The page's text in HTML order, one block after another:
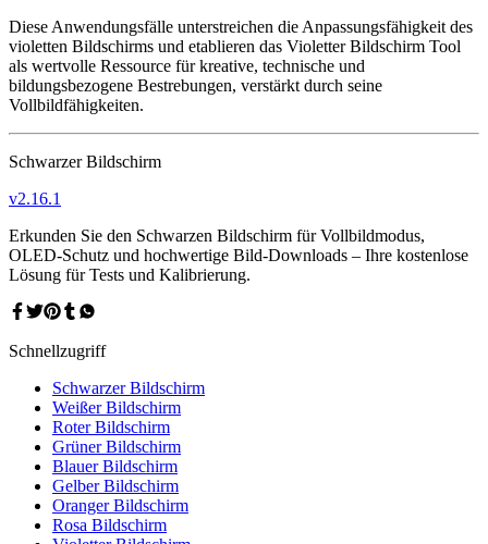
Diese Anwendungsfälle unterstreichen die Anpassungsfähigkeit des
violetten Bildschirms und etablieren das Violetter Bildschirm Tool
als wertvolle Ressource für kreative, technische und
bildungsbezogene Bestrebungen, verstärkt durch seine
Vollbildfähigkeiten.
Schwarzer Bildschirm
v2.16.1
Erkunden Sie den Schwarzen Bildschirm für Vollbildmodus,
OLED-Schutz und hochwertige Bild-Downloads – Ihre kostenlose
Lösung für Tests und Kalibrierung.
Schnellzugriff
Schwarzer Bildschirm
Weißer Bildschirm
Roter Bildschirm
Grüner Bildschirm
Blauer Bildschirm
Gelber Bildschirm
Oranger Bildschirm
Rosa Bildschirm